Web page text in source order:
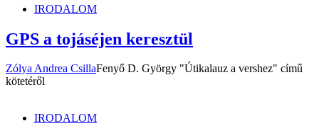
IRODALOM
GPS a tojáséjen keresztül
Zólya Andrea CsillaFenyő D. György "Útikalauz a vershez" című
kötetéről
IRODALOM